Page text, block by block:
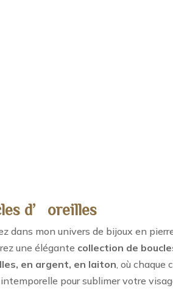
d’oreilles
dans mon univers de bijoux en
une élégante collection de
en argent, en laiton, où chaque
pour sublimer votre